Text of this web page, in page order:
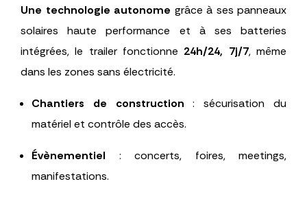
Une technologie autonome grâce à ses panneaux
solaires haute performance et à ses batteries
intégrées, le trailer fonctionne 24h/24, 7j/7, même
dans les zones sans électricité.
Chantiers de construction : sécurisation du
matériel et contrôle des accès.
Évènementiel : concerts, foires, meetings,
manifestations.